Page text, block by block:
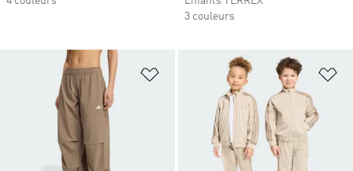
3 couleurs
Ajouter à la Liste de produits